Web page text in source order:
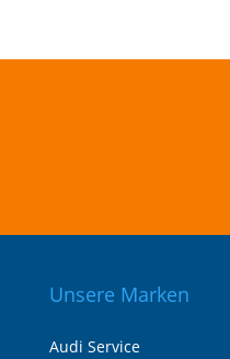
Unsere Marken
Audi Service